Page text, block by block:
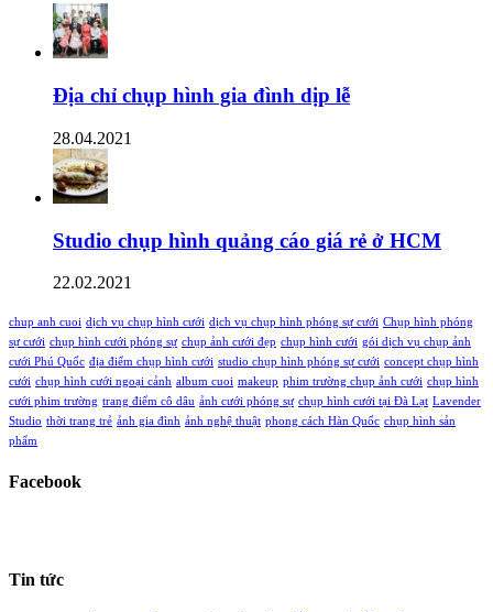
Địa chỉ chụp hình gia đình dịp lễ
28.04.2021
Studio chụp hình quảng cáo giá rẻ ở HCM
22.02.2021
chup anh cuoi dịch vụ chụp hình cưới dịch vụ chụp hình phóng sự cưới Chụp hình phóng
sự cưới chụp hình cưới phóng sự chụp ảnh cưới đẹp chụp hình cưới gói dịch vụ chụp ảnh
cưới Phú Quốc địa điểm chụp hình cưới studio chụp hình phóng sự cưới concept chụp hình
cưới chụp hình cưới ngoại cảnh album cuoi makeup phim trường chụp ảnh cưới chụp hình
cưới phim trường trang điểm cô dâu ảnh cưới phóng sự chụp hình cưới tại Đà Lạt Lavender
Studio thời trang trẻ ảnh gia đình ảnh nghệ thuật phong cách Hàn Quốc chụp hình sản
phẩm
Facebook
Tin tức